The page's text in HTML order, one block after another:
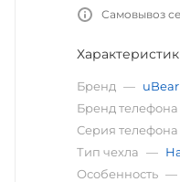
Самовывоз
Бренд — uBear
Бренд телефона
Серия телефона
Тип чехла —
Особенность —